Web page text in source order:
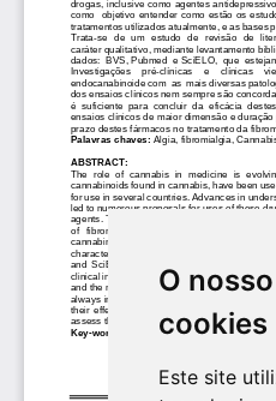
O
cookies
Este site